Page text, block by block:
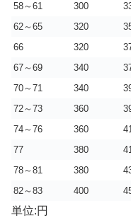
58～61
300
62～65
320
66
320
67～69
340
70～71
340
72～73
360
74～76
360
77
380
78～81
380
82～83
400
単位:円